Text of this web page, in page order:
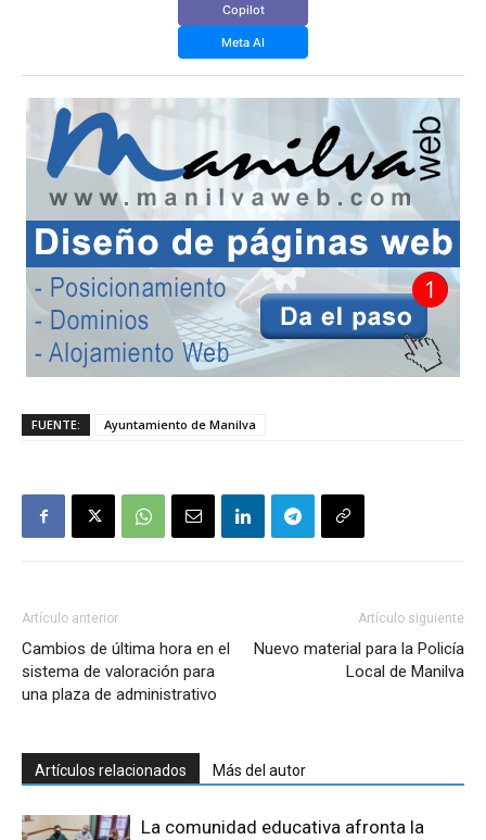
Copilot
Meta AI
FUENTE: Ayuntamiento de Manilva
Artículo anterior
Cambios de última hora en el
sistema de valoración para
una plaza de administrativo
Artículo siguiente
Nuevo material para la Policía
Local de Manilva
Artículos relacionados Más del autor
La comunidad educativa afronta la